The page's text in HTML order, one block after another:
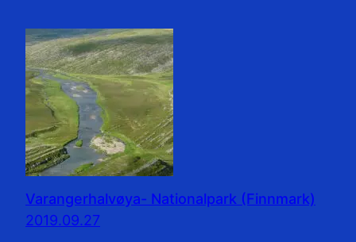
Varangerhalvøya- Nationalpark (Finnmark)
2019.09.27